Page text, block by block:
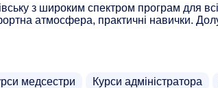
терапії Курси офіціантів Курси
Курси дитячого масажу
з широким спектром програм для
атмосфера, практичні навички.
медсестри Курси адміністратора